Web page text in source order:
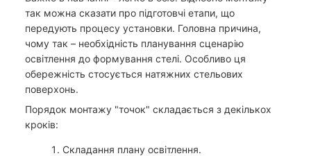
так можна сказати про підготовчі етапи, що
передують процесу установки. Головна причина,
чому так – необхідність планування сценарію
освітлення до формування стелі. Особливо ця
обережність стосується натяжних стельових
поверхонь.
Порядок монтажу "точок" складається з декількох
кроків:
Складання плану освітлення.